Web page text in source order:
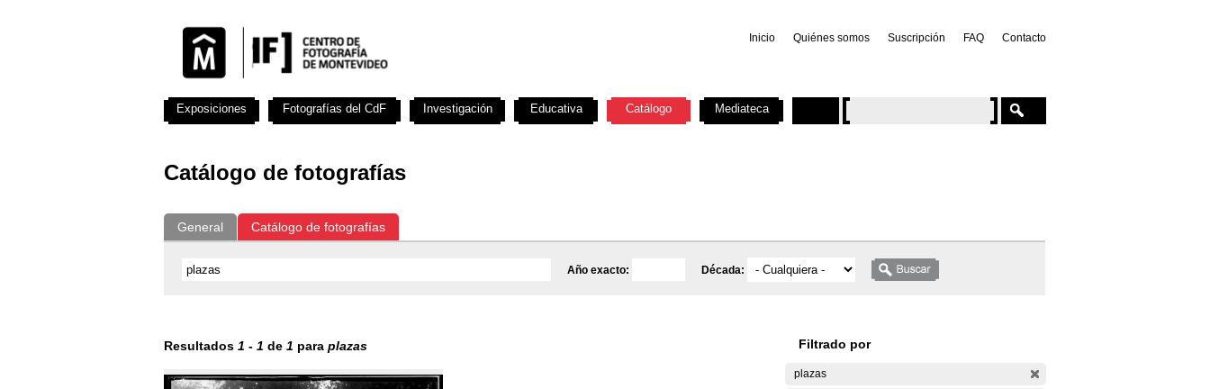
Inicio Quiénes somos Suscripción FAQ Contacto
Catálogo de fotografías
General Catálogo de fotografías
Año exacto: Década:
Resultados 1 - 1 de 1 para plazas Filtrado por
plazas
Exposiciones Fotografías del CdF Investigación Educativa Catálogo Mediateca